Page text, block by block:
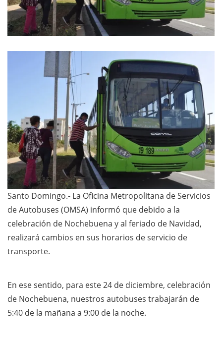
Santo Domingo.- La Oficina Metropolitana de Servicios
de Autobuses (OMSA) informó que debido a la
celebración de Nochebuena y al feriado de Navidad,
realizará cambios en sus horarios de servicio de
transporte.
En ese sentido, para este 24 de diciembre, celebración
de Nochebuena, nuestros autobuses trabajarán de
5:40 de la mañana a 9:00 de la noche.